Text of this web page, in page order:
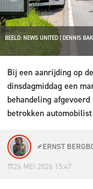
BEELD: NEWS UNITED | DENNIS
Bij een aanrijding op
dinsdagmiddag een
behandeling
betrokken
ERNST
26 MEI 2026 15:47